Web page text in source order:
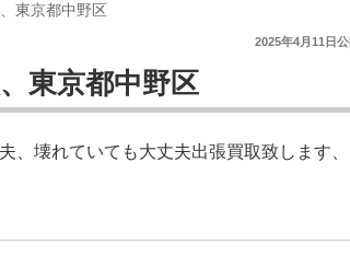
東京都中野区
2025年4月11日
東京都中野区
、壊れていても大丈夫出張買取致します、